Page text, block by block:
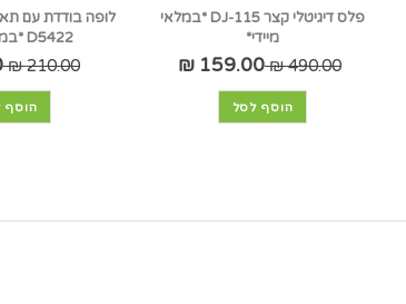
פלס דיגיטלי קצר DJ-115 *במלאי
מיידי*
490.00 ₪
159.00 ₪
הוסף לסל
D5422 *במלאי מיידי*
210.00 ₪
הוסף